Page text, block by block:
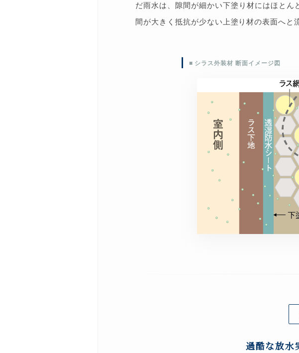
だ雨水は、隙間が細かい下塗り材にはほと
間が大きく抵抗が少ない上塗り材の表面へと
■ シラス外装材 断面イメージ図
過酷な放水